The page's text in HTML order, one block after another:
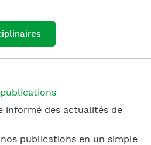
publications
informé des actualités de
publications en un simple